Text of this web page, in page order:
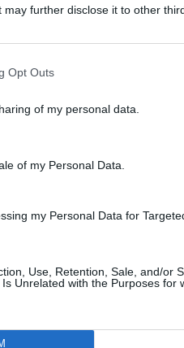
may further disclose it to other
Opt Outs
of my personal data.
of my Personal Data.
my Personal Data for
Use, Retention, Sale, and/or
Unrelated with the Purposes for